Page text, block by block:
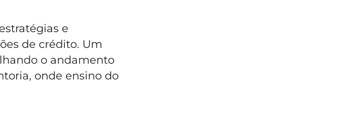
e
de crédito. Um
o andamento
onde ensino do